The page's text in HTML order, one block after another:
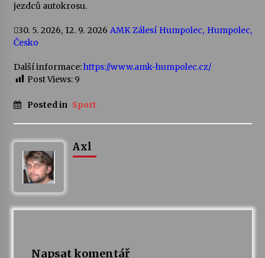
30. 7. 2026
Pozvánka na integrační festival Quijotova
Letní koncerty ve Stromovce: Kolchoz a
28. 7. 2026
jezdců autokrosu.
30. 5. 2026, 12. 9. 2026 AMK Zálesí Humpolec, Humpolec,
Česko
Další informace:https://www.amk-humpolec.cz/
Post Views: 9
Posted in Sport
Axl
Napsat komentář